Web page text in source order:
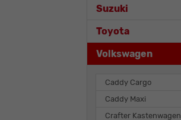
Suzuki
Toyota
Volkswagen
Caddy Cargo
Caddy Maxi
Crafter Kastenwagen